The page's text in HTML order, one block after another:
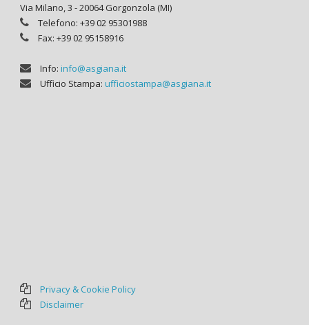
Via Milano, 3 - 20064 Gorgonzola (MI)
Telefono: +39 02 95301988
Fax: +39 02 95158916
Info: info@asgiana.it
Ufficio Stampa: ufficiostampa@asgiana.it
Privacy & Cookie Policy
Disclaimer